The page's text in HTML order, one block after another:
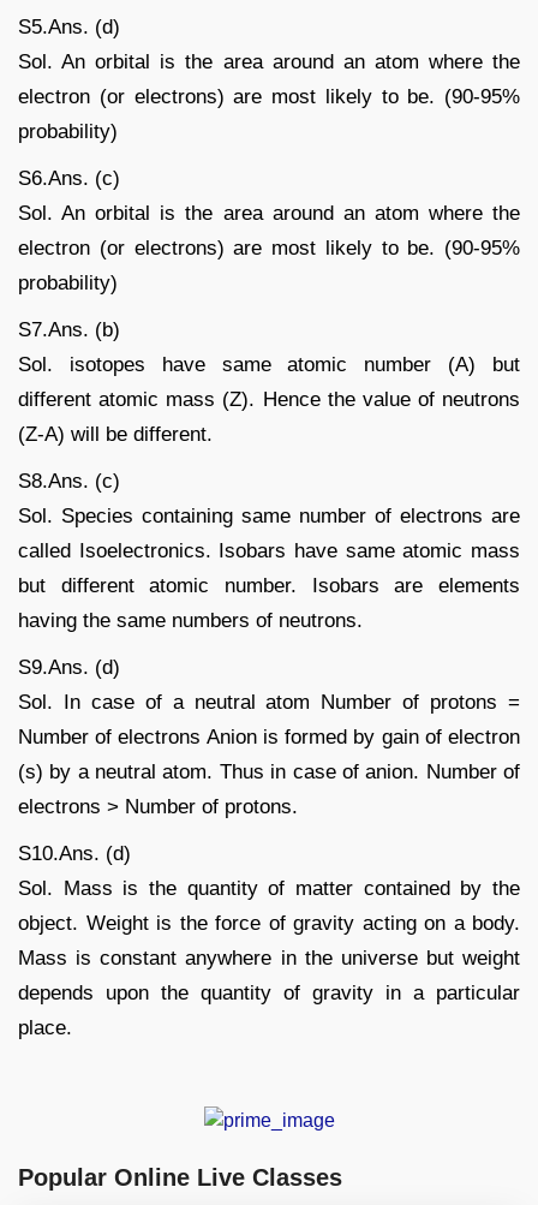
S5.Ans. (d)
Sol. An orbital is the area around an atom where the
electron (or electrons) are most likely to be. (90-95%
probability)
S6.Ans. (c)
Sol. An orbital is the area around an atom where the
electron (or electrons) are most likely to be. (90-95%
probability)
S7.Ans. (b)
Sol. isotopes have same atomic number (A) but
different atomic mass (Z). Hence the value of neutrons
(Z-A) will be different.
S8.Ans. (c)
Sol. Species containing same number of electrons are
called Isoelectronics. Isobars have same atomic mass
but different atomic number. Isobars are elements
having the same numbers of neutrons.
S9.Ans. (d)
Sol. In case of a neutral atom Number of protons =
Number of electrons Anion is formed by gain of electron
(s) by a neutral atom. Thus in case of anion. Number of
electrons > Number of protons.
S10.Ans. (d)
Sol. Mass is the quantity of matter contained by the
object. Weight is the force of gravity acting on a body.
Mass is constant anywhere in the universe but weight
depends upon the quantity of gravity in a particular
place.
Popular Online Live Classes